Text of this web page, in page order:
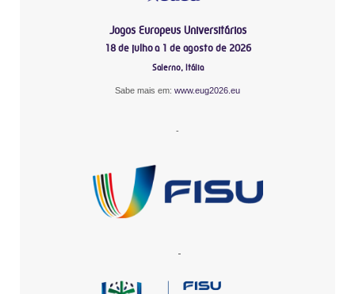
Jogos Europeus Universitários
18 de julho a 1 de agosto de 2026
Salerno, Itália
Sabe mais em: www.eug2026.eu
-
-